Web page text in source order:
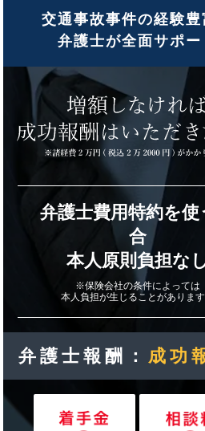
交通事故事件の経験豊
弁護士が全面サポー
弁護士費用特約を使
合
本人原則負担な
※保険会社の条件によっては
本人負担が生じることがあります
弁護士報酬： 成功